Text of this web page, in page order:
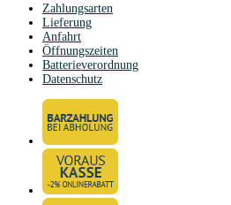
Zahlungsarten
Lieferung
Anfahrt
Öffnungszeiten
Batterieverordnung
Datenschutz